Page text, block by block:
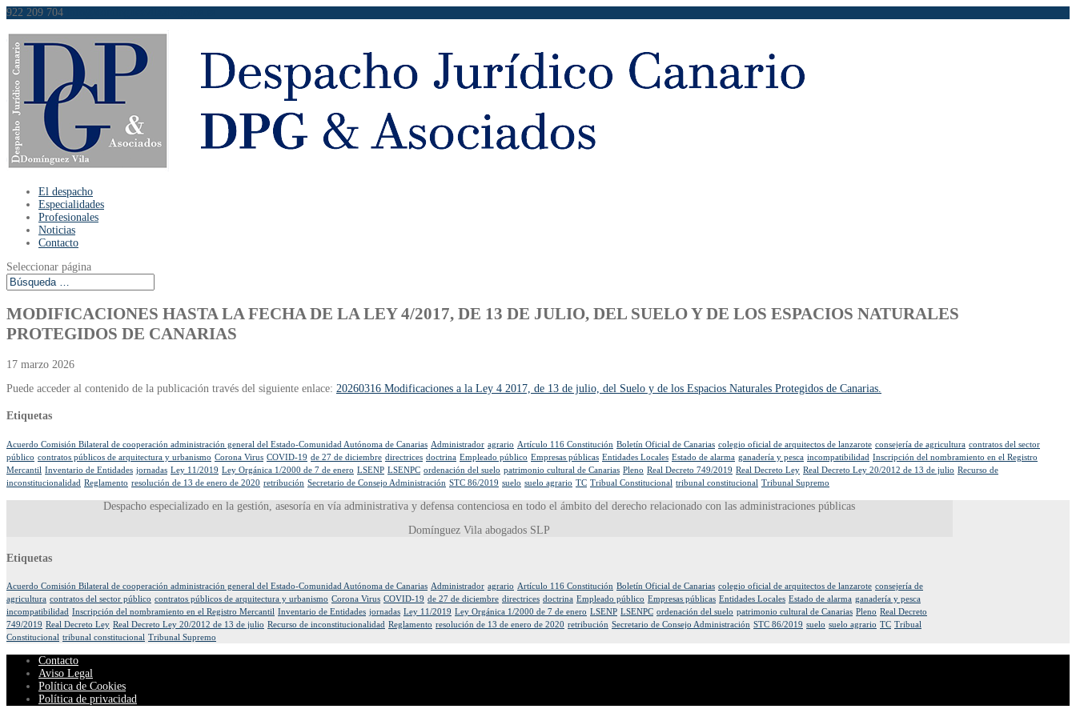
922 209 704
El despacho
Especialidades
Profesionales
Noticias
Contacto
Seleccionar página
MODIFICACIONES HASTA LA FECHA DE LA LEY 4/2017, DE 13 DE JULIO, DEL SUELO Y DE LOS ESPACIOS NATURALES
PROTEGIDOS DE CANARIAS
17 marzo 2026
Puede acceder al contenido de la publicación través del siguiente enlace: 20260316 Modificaciones a la Ley 4 2017, de 13 de julio, del Suelo y de los Espacios Naturales Protegidos de Canarias.
Etiquetas
Acuerdo Comisión Bilateral de cooperación administración general del Estado-Comunidad Autónoma de Canarias Administrador agrario Artículo 116 Constitución Boletín Oficial de Canarias colegio oficial de arquitectos de lanzarote consejería de agricultura contratos del sector
público contratos públicos de arquitectura y urbanismo Corona Virus COVID-19 de 27 de diciembre directrices doctrina Empleado público Empresas públicas Entidades Locales Estado de alarma ganadería y pesca incompatibilidad Inscripción del nombramiento en el Registro
Mercantil Inventario de Entidades jornadas Ley 11/2019 Ley Orgánica 1/2000 de 7 de enero LSENP LSENPC ordenación del suelo patrimonio cultural de Canarias Pleno Real Decreto 749/2019 Real Decreto Ley Real Decreto Ley 20/2012 de 13 de julio Recurso de
inconstitucionalidad Reglamento resolución de 13 de enero de 2020 retribución Secretario de Consejo Administración STC 86/2019 suelo suelo agrario TC Tribual Constitucional tribunal constitucional Tribunal Supremo
Despacho especializado en la gestión, asesoría en vía administrativa y defensa contenciosa en todo el ámbito del derecho relacionado con las administraciones públicas
Domínguez Vila abogados SLP
Etiquetas
Acuerdo Comisión Bilateral de cooperación administración general del Estado-Comunidad Autónoma de Canarias Administrador agrario Artículo 116 Constitución Boletín Oficial de Canarias colegio oficial de arquitectos de lanzarote consejería de
agricultura contratos del sector público contratos públicos de arquitectura y urbanismo Corona Virus COVID-19 de 27 de diciembre directrices doctrina Empleado público Empresas públicas Entidades Locales Estado de alarma ganadería y pesca
incompatibilidad Inscripción del nombramiento en el Registro Mercantil Inventario de Entidades jornadas Ley 11/2019 Ley Orgánica 1/2000 de 7 de enero LSENP LSENPC ordenación del suelo patrimonio cultural de Canarias Pleno Real Decreto
749/2019 Real Decreto Ley Real Decreto Ley 20/2012 de 13 de julio Recurso de inconstitucionalidad Reglamento resolución de 13 de enero de 2020 retribución Secretario de Consejo Administración STC 86/2019 suelo suelo agrario TC Tribual
Constitucional tribunal constitucional Tribunal Supremo
Contacto
Aviso Legal
Política de Cookies
Política de privacidad